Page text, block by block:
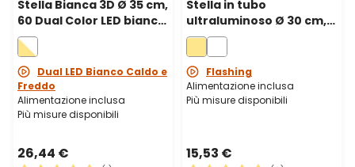
Stella Bianca 3D Ø 35 cm,
60 Dual Color LED bianco
caldo e freddo
Dual LED Bianco Caldo e
Freddo
Alimentazione inclusa
Più misure disponibili
26,44 €
Stella in tubo
ultraluminoso Ø 30 cm,
96 led bianco caldo
Flashing
Alimentazione inclusa
Più misure disponibili
15,53 €